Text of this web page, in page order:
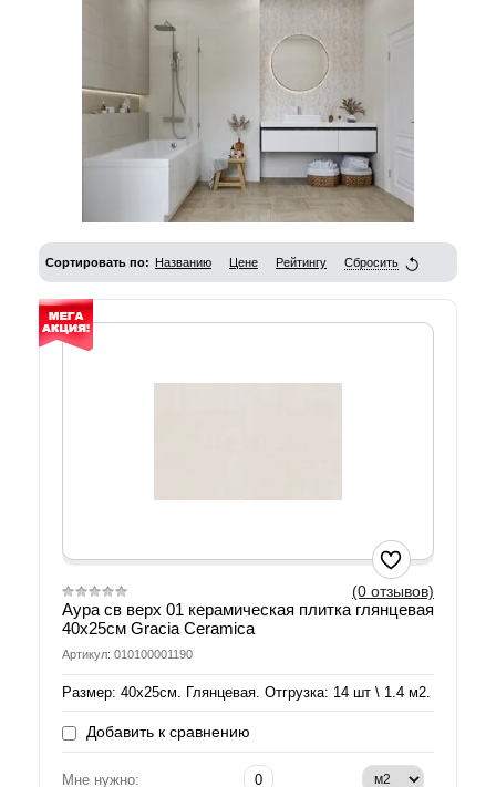
Сортировать по: Названию Цене Рейтингу Сбросить
(0 отзывов)
Аура св верх 01 керамическая плитка глянцевая
40х25см Gracia Ceramica
Артикул: 010100001190
Размер: 40х25см. Глянцевая. Отгрузка: 14 шт \ 1.4 м2.
Добавить к сравнению
Мне нужно: